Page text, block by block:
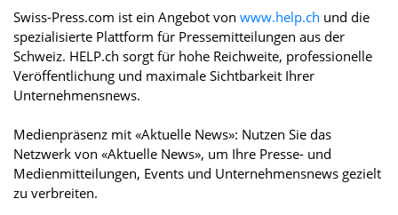
Swiss-Press.com ist ein Angebot von www.help.ch und die
spezialisierte Plattform für Pressemitteilungen aus der
Schweiz. HELP.ch sorgt für hohe Reichweite, professionelle
Veröffentlichung und maximale Sichtbarkeit Ihrer
Unternehmensnews.
Medienpräsenz mit «Aktuelle News»: Nutzen Sie das
Netzwerk von «Aktuelle News», um Ihre Presse- und
Medienmitteilungen, Events und Unternehmensnews gezielt
zu verbreiten.